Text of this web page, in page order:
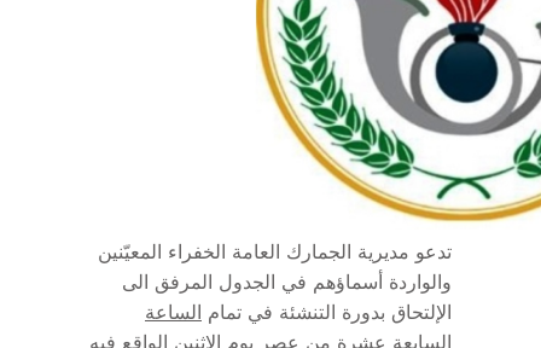
تدعو مديرية الجمارك العامة الخفراء المعيّنين
والواردة أسماؤهم في الجدول المرفق الى
الإلتحاق بدورة التنشئة في تمام الساعة
السابعة عشرة من عصر يوم الإثنين الواقع فيه